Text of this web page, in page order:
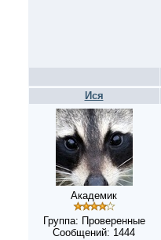
Ися
Академик
Группа: Проверенные
Сообщений: 1444